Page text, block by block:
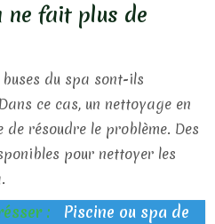
ne fait plus de
du spa sont-ils
ce cas, un nettoyage en
résoudre le problème. Des
pour nettoyer les
:
Piscine ou spa de